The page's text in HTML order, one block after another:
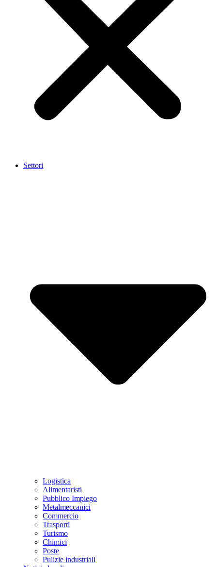
Settori
Logistica
Alimentaristi
Pubblico Impiego
Metalmeccanici
Commercio
Trasporti
Turismo
Chimici
Poste
Pulizie industriali